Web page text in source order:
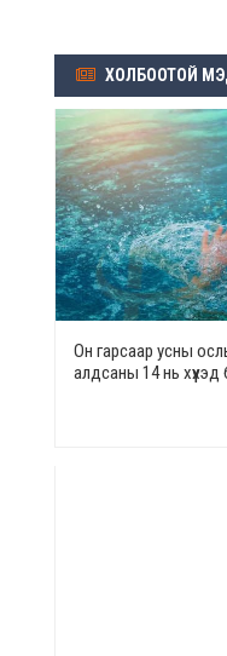
ХОЛБООТОЙ
Он гарсаар усны
алдсаны 14 нь хүүхэд